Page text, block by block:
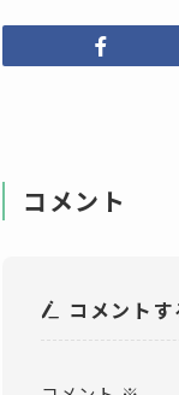
コメント
コメントす